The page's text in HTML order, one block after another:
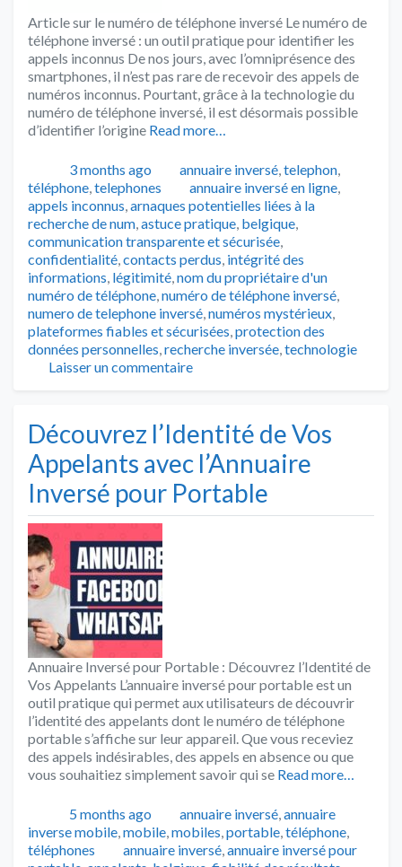
Article sur le numéro de téléphone inversé Le numéro de
téléphone inversé : un outil pratique pour identifier les
appels inconnus De nos jours, avec l’omniprésence des
smartphones, il n’est pas rare de recevoir des appels de
numéros inconnus. Pourtant, grâce à la technologie du
numéro de téléphone inversé, il est désormais possible
d’identifier l’origine Read more…
Publié3 months ago Catégories
annuaire inversé,telephon,
téléphone,telephones Tags
annuaire inversé en ligne,
appels inconnus,arnaques potentielles liées à la
recherche de num,astuce pratique, belgique,
communication transparente et sécurisée,
confidentialité,contacts perdus, intégrité des
informations, légitimité,nom du propriétaire d'un
numéro de téléphone,numéro de téléphone inversé,
numero de telephone inversé,numéros mystérieux,
plateformes fiables et sécurisées,protection des
données personnelles,recherche inversée,technologie
Laisser un commentaire
Découvrez l’Identité de Vos
Appelants avec l’Annuaire
Inversé pour Portable
Annuaire Inversé pour Portable : Découvrez l’Identité de
Vos Appelants L’annuaire inversé pour portable est un
outil pratique qui permet aux utilisateurs de découvrir
l’identité des appelants dont le numéro de téléphone
portable s’affiche sur leur appareil. Que vous receviez
des appels indésirables, des appels en absence ou que
vous souhaitiez simplement savoir qui se Read more…
Publié5 months ago Catégories
annuaire inversé,annuaire
inverse mobile,mobile,mobiles,portable,téléphone,
téléphones
Tags
annuaire inversé,annuaire inversé pour